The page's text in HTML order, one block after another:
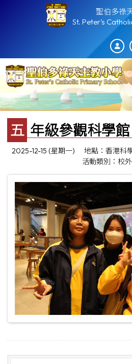
聖伯多祿
St. Peter's
五年級參觀科學館
2025-12-15 (星期一) 地點：香港科
活動類別：校